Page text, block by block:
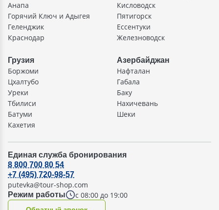
Анапа
Горячий Ключ и Адыгея
Геленджик
Краснодар
Кисловодск
Пятигорск
Ессентуки
Железноводск
Грузия
Боржоми
Цхалтубо
Уреки
Тбилиси
Батуми
Кахетия
Азербайджан
Нафталан
Габала
Баку
Нахичевань
Шеки
Единая служба бронирования
Режим работы с 08:00 до 19:00
8 800 700 80 54
+7 (495) 720-98-57
putevka@tour-shop.com